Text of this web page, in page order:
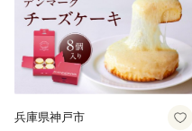
兵庫県神戸市